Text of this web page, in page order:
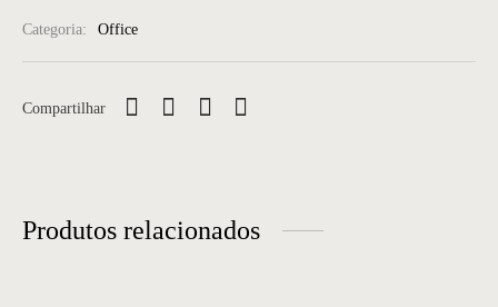
Categoria: Office
Compartilhar
Produtos relacionados